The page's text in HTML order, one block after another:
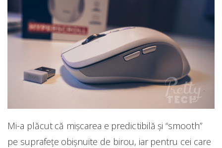
Mi-a plăcut că mișcarea e predictibilă și “smooth”
pe suprafețe obișnuite de birou, iar pentru cei care